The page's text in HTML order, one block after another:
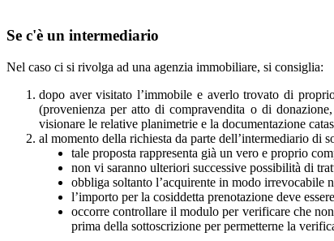
Se c'è un intermediario
Nel caso ci si rivolga ad una agenzia immobiliare, si consiglia:
dopo aver visitato l’immobile e averlo trovato di
(provenienza per atto di compravendita o di
visionare le relative planimetrie e la documentazione
al momento della richiesta da parte dell’intermediario di
tale proposta rappresenta già un vero e proprio
non vi saranno ulteriori successive possibilità di
obbliga soltanto l’acquirente in modo irrevocabile
l’importo per la cosiddetta prenotazione deve
occorre controllare il modulo per verificare che
prima della sottoscrizione per permetterne la